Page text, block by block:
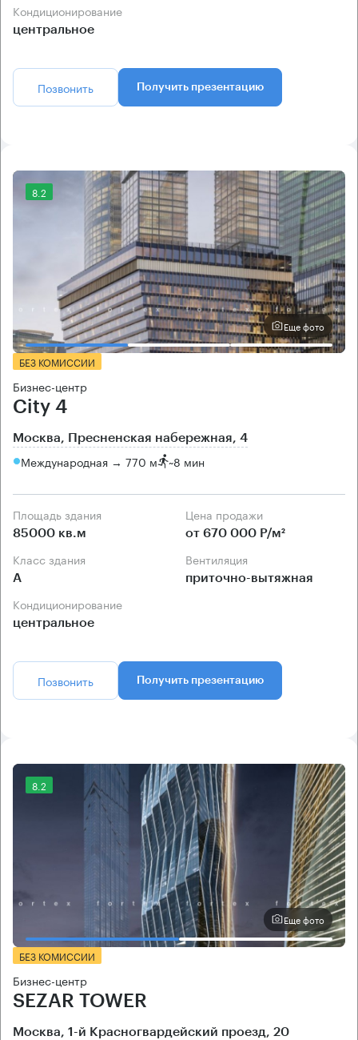
Кондиционирование
центральное
Позвонить Получить презентацию
8.2
Еще фото
БЕЗ КОМИССИИ
Бизнес-центр
City 4
Москва, Пресненская набережная, 4
Международная → 770 м ~8 мин
Площадь здания
85000 кв.м
Цена продажи
от 670 000 Р/м²
Класс здания
А
Вентиляция
приточно-вытяжная
Кондиционирование
центральное
Позвонить Получить презентацию
8.2
Еще фото
БЕЗ КОМИССИИ
Бизнес-центр
SEZAR TOWER
Москва, 1-й Красногвардейский проезд, 20